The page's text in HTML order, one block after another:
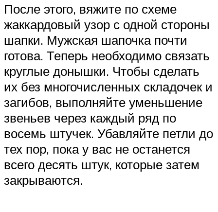
После этого, вяжите по схеме
жаккардовый узор с одной стороны
шапки. Мужская шапочка почти
готова. Теперь необходимо связать
круглые донышки. Чтобы сделать
их без многочисленных складочек и
загибов, выполняйте уменьшение
звеньев через каждый ряд по
восемь штучек. Убавляйте петли до
тех пор, пока у вас не останется
всего десять штук, которые затем
закрываются.